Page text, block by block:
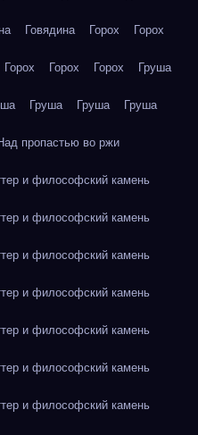
Говядина Горох Горох
Горох Горох Горох Груша
Груша Груша Груша
пропастью во ржи
и философский камень
и философский камень
и философский камень
и философский камень
и философский камень
и философский камень
и философский камень